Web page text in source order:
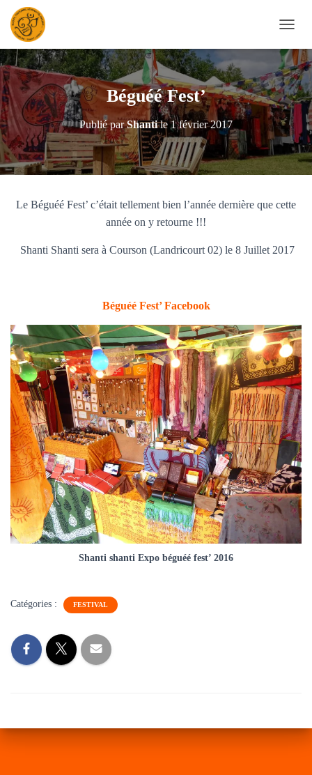
É
P
L
I
E
R
L
A
N
G
I
Béguéé Fest’
Publié parShantile1 février 2017
Le Béguéé Fest’ c’était tellement bien l’année dernière que cette
année on y retourne !!!
Shanti Shanti sera à Courson (Landricourt 02) le 8 Juillet 2017
Béguéé Fest’ Facebook
Shanti shanti Expo béguéé fest’ 2016
Catégories : FESTIVAL